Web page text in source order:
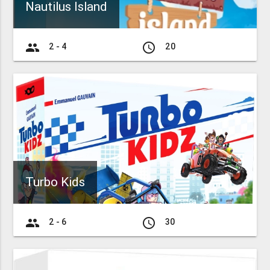
Nautilus Island
group 2 - 4 access_time 20
Turbo Kids
group 2 - 6 access_time 30